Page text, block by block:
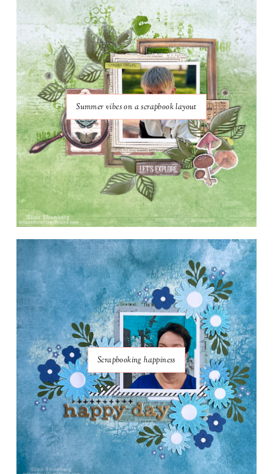
Summer vibes on a scrapbook layout
Scrapbooking happiness